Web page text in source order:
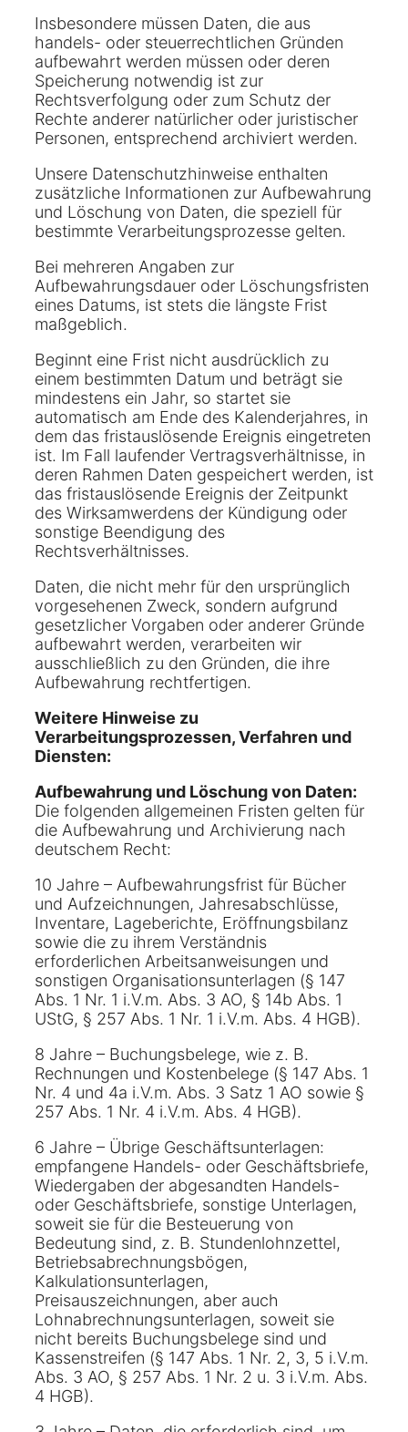
Insbesondere müssen Daten, die aus
handels- oder steuerrechtlichen Gründen
aufbewahrt werden müssen oder deren
Speicherung notwendig ist zur
Rechtsverfolgung oder zum Schutz der
Rechte anderer natürlicher oder juristischer
Personen, entsprechend archiviert werden.
Unsere Datenschutzhinweise enthalten
zusätzliche Informationen zur Aufbewahrung
und Löschung von Daten, die speziell für
bestimmte Verarbeitungsprozesse gelten.
Bei mehreren Angaben zur
Aufbewahrungsdauer oder Löschungsfristen
eines Datums, ist stets die längste Frist
maßgeblich.
Beginnt eine Frist nicht ausdrücklich zu
einem bestimmten Datum und beträgt sie
mindestens ein Jahr, so startet sie
automatisch am Ende des Kalenderjahres, in
dem das fristauslösende Ereignis eingetreten
ist. Im Fall laufender Vertragsverhältnisse, in
deren Rahmen Daten gespeichert werden, ist
das fristauslösende Ereignis der Zeitpunkt
des Wirksamwerdens der Kündigung oder
sonstige Beendigung des
Rechtsverhältnisses.
Daten, die nicht mehr für den ursprünglich
vorgesehenen Zweck, sondern aufgrund
gesetzlicher Vorgaben oder anderer Gründe
aufbewahrt werden, verarbeiten wir
ausschließlich zu den Gründen, die ihre
Aufbewahrung rechtfertigen.
Weitere Hinweise zu
Verarbeitungsprozessen, Verfahren und
Diensten:
Aufbewahrung und Löschung von Daten:
Die folgenden allgemeinen Fristen gelten für
die Aufbewahrung und Archivierung nach
deutschem Recht:
10 Jahre – Aufbewahrungsfrist für Bücher
und Aufzeichnungen, Jahresabschlüsse,
Inventare, Lageberichte, Eröffnungsbilanz
sowie die zu ihrem Verständnis
erforderlichen Arbeitsanweisungen und
sonstigen Organisationsunterlagen (§ 147
Abs. 1 Nr. 1 i.V.m. Abs. 3 AO, § 14b Abs. 1
UStG, § 257 Abs. 1 Nr. 1 i.V.m. Abs. 4 HGB).
8 Jahre – Buchungsbelege, wie z. B.
Rechnungen und Kostenbelege (§ 147 Abs. 1
Nr. 4 und 4a i.V.m. Abs. 3 Satz 1 AO sowie §
257 Abs. 1 Nr. 4 i.V.m. Abs. 4 HGB).
6 Jahre – Übrige Geschäftsunterlagen:
empfangene Handels- oder Geschäftsbriefe,
Wiedergaben der abgesandten Handels-
oder Geschäftsbriefe, sonstige Unterlagen,
soweit sie für die Besteuerung von
Bedeutung sind, z. B. Stundenlohnzettel,
Betriebsabrechnungsbögen,
Kalkulationsunterlagen,
Preisauszeichnungen, aber auch
Lohnabrechnungsunterlagen, soweit sie
nicht bereits Buchungsbelege sind und
Kassenstreifen (§ 147 Abs. 1 Nr. 2, 3, 5 i.V.m.
Abs. 3 AO, § 257 Abs. 1 Nr. 2 u. 3 i.V.m. Abs.
4 HGB).